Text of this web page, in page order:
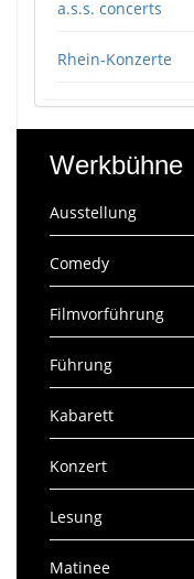
a.s.s. concerts
Rhein-Konzerte
Werkbühne
Ausstellung
Comedy
Filmvorführung
Führung
Kabarett
Konzert
Lesung
Matinee